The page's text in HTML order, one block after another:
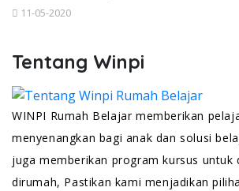
11-05-2020
Tentang Winpi
WINPI Rumah Belajar memberikan
menyenangkan bagi anak dan solusi
juga memberikan program kursus untuk
dirumah, Pastikan kami menjadikan